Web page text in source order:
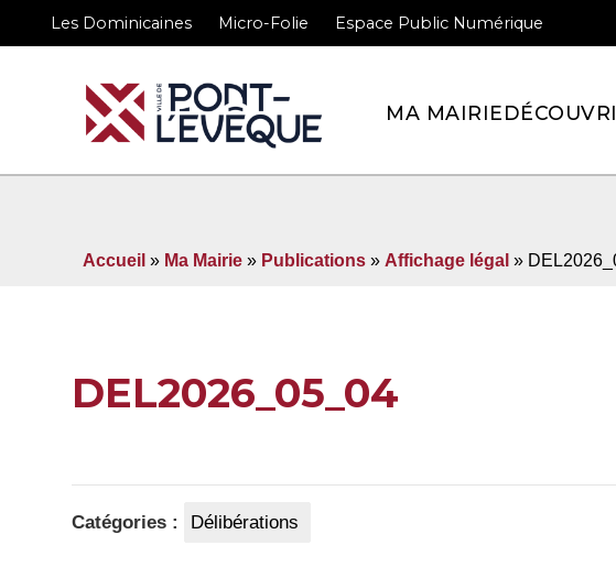
Les Dominicaines Micro-Folie Espace Public Numérique
MA MAIRIE
Accueil » Ma Mairie » Publications » Affichage légal »
DEL2026_05_04
Catégories : Délibérations